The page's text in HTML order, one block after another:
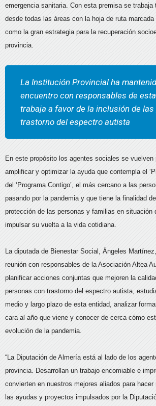
emergencia sanitaria. Con esta premisa se trabaja
desde todas las áreas con la hoja de ruta marcada
como la gran estrategia para la recuperación
provincia.
La Institución Provincial ha
encuentro con responsables de
trabaja a favor de la inclusión de
trastorno del espectro autista
En este propósito los agentes sociales se
amplificar y optimizar la ayuda que contempla el
del ‘Programa Contigo’, el más cercano a las
pasando por la pandemia y que tiene la finalidad
protección de las personas y familias en situación
impulsar su vuelta a la vida cotidiana.
La diputada de Bienestar Social, Ángeles
reunión con responsables de la Asociación Altea
planificar acciones conjuntas que mejoren la
personas con trastorno del espectro autista,
medio y largo plazo de esta entidad, analizar
cara al año que viene y conocer de cerca cómo
evolución de la pandemia.
“La Diputación de Almería está al lado de los
provincia. Desarrollan un trabajo encomiable e
convierten en nuestros mejores aliados para
las ayudas y proyectos impulsados por la